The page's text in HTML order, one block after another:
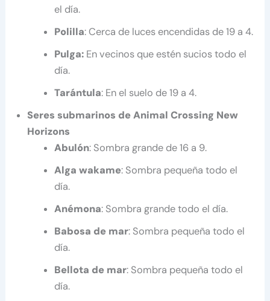
el día.
Polilla: Cerca de luces encendidas de 19 a 4.
Pulga:En vecinos que estén sucios todo el
día.
Tarántula: En el suelo de 19 a 4.
Seres submarinos de Animal Crossing New
Horizons
Abulón: Sombra grande de 16 a 9.
Alga wakame: Sombra pequeña todo el
día.
Anémona: Sombra grande todo el día.
Babosa de mar: Sombra pequeña todo el
día.
Bellota de mar: Sombra pequeña todo el
día.